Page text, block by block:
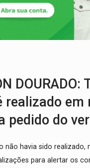
Vai comprar celular
PERDIDO DÓI: Luto
DOURADO:
realizado em
pedido do
não havia sido realizado,
para alertar os